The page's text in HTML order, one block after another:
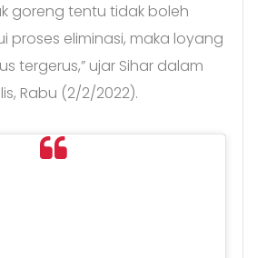
goreng tentu tidak boleh
proses eliminasi, maka loyang
tergerus,” ujar Sihar dalam
Rabu (2/2/2022).